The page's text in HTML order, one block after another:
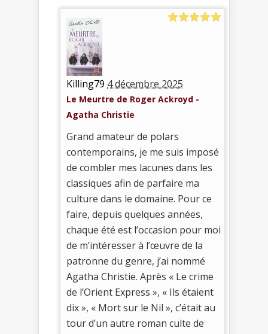
Killing79 4 décembre 2025
Le Meurtre de Roger Ackroyd -
Agatha Christie
Grand amateur de polars
contemporains, je me suis imposé
de combler mes lacunes dans les
classiques afin de parfaire ma
culture dans le domaine. Pour ce
faire, depuis quelques années,
chaque été est l’occasion pour moi
de m’intéresser à l’œuvre de la
patronne du genre, j’ai nommé
Agatha Christie. Après « Le crime
de l’Orient Express », « Ils étaient
dix », « Mort sur le Nil », c’était au
tour d’un autre roman culte de